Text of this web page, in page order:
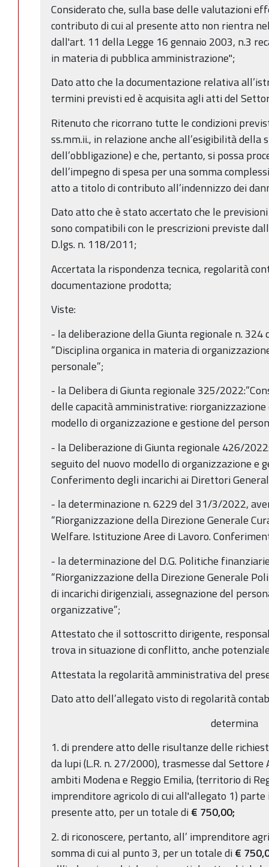
Considerato che, sulla base delle valutazioni
contributo di cui al presente atto non rientra
dall'art. 11 della Legge 16 gennaio 2003, n.3
in materia di pubblica amministrazione";
Dato atto che la documentazione relativa
termini previsti ed è acquisita agli atti del
Ritenuto che ricorrano tutte le condizioni
ss.mm.ii., in relazione anche all’esigibilità della
dell’obbligazione) e che, pertanto, si possa
dell’impegno di spesa per una somma
atto a titolo di contributo all’indennizzo dei
Dato atto che è stato accertato che le
sono compatibili con le prescrizioni previste
D.lgs. n. 118/2011;
Accertata la rispondenza tecnica, regolarità
documentazione prodotta;
Viste:
- la deliberazione della Giunta regionale n.
“Disciplina organica in materia di
personale”;
- la Delibera di Giunta regionale 325/
delle capacità amministrative: riorganizzazione
modello di organizzazione e gestione del
- la Deliberazione di Giunta regionale 426/
seguito del nuovo modello di organizzazione e
Conferimento degli incarichi ai Direttori
- la determinazione n. 6229 del 31/3/2022,
“Riorganizzazione della Direzione Generale
Welfare. Istituzione Aree di Lavoro.
- la determinazione del D.G. Politiche
“Riorganizzazione della Direzione Generale
di incarichi dirigenziali, assegnazione del
organizzative”;
Attestato che il sottoscritto dirigente,
trova in situazione di conflitto, anche
Attestata la regolarità amministrativa del
Dato atto dell’allegato visto di regolarità
determina
1. di prendere atto delle risultanze delle
da lupi (L.R. n. 27/2000), trasmesse dal Settore
ambiti Modena e Reggio Emilia, (territorio di
imprenditore agricolo di cui all'allegato 1)
presente atto, per un totale di€ 750,00;
2. di riconoscere, pertanto, all’ imprenditore
somma di cui al punto 3, per un totale di€